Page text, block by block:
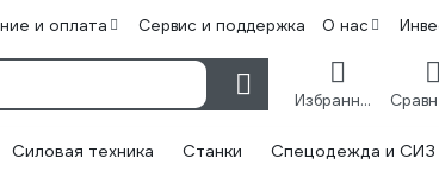
и оплата Сервис и поддержка О нас
Избранное
Силовая техника Станки Спецодежда и СИЗ